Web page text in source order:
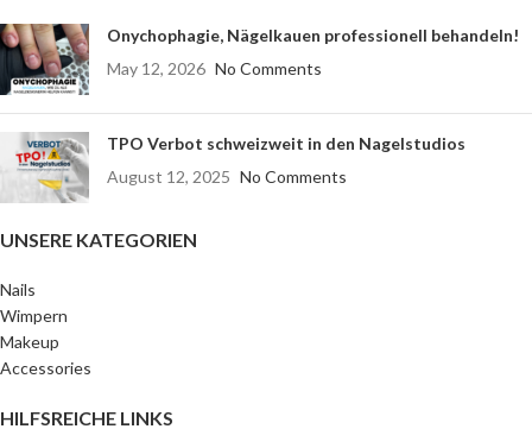
Onychophagie, Nägelkauen professionell behandeln!
May 12, 2026 No Comments
TPO Verbot schweizweit in den Nagelstudios
August 12, 2025 No Comments
UNSERE KATEGORIEN
Nails
Wimpern
Makeup
Accessories
HILFSREICHE LINKS